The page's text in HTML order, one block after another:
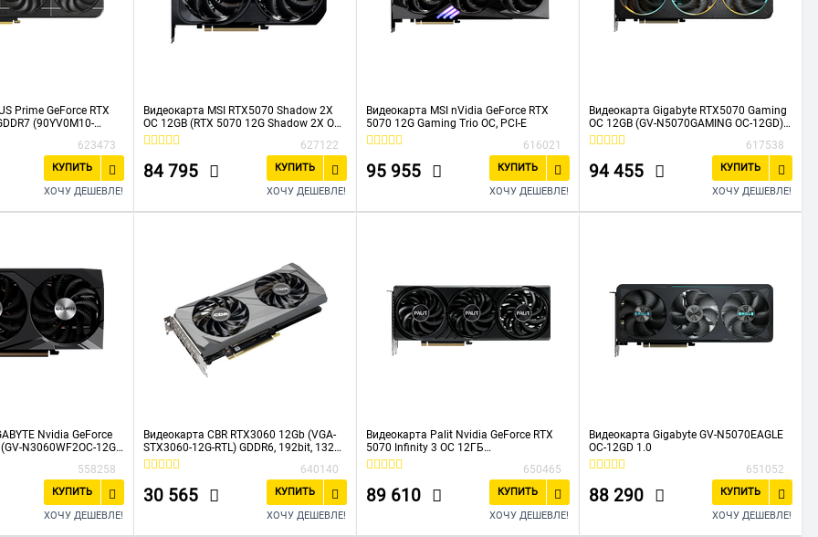
Prime GeForce RTX
(90YV0M10-
O12G)
623473
КУПИТЬ
ХОЧУ ДЕШЕВЛЕ!
Видеокарта MSI RTX5070 Shadow 2X
OC 12GB (RTX 5070 12G Shadow 2X OC)
GDDR7 192bit 3xDP HDMI 2Fan RTL
627122
84 795
КУПИТЬ
ХОЧУ ДЕШЕВЛЕ!
Видеокарта MSI nVidia GeForce RTX
5070 12G Gaming Trio OC, PCI-E
616021
95 955
КУПИТЬ
ХОЧУ ДЕШЕВЛЕ!
Видеокарта Gigabyte RTX5070 Gaming
OC 12GB (GV-N5070GAMING OC-12GD)
GDDR7 192bit 3xDP HDMI 3Fan RTL
617538
94 455
КУПИТЬ
ХОЧУ ДЕШЕВЛЕ!
Nvidia GeForce
N3060WF2OC-12GD
OC, Ret
558258
КУПИТЬ
ХОЧУ ДЕШЕВЛЕ!
Видеокарта CBR RTX3060 12Gb (VGA-
STX3060-12G-RTL) GDDR6, 192bit, 1320-
1777Mhz, 3*DP + 1*HDMI 2.1, 170W, Ret
640140
30 565
КУПИТЬ
ХОЧУ ДЕШЕВЛЕ!
Видеокарта Palit Nvidia GeForce RTX
5070 Infinity 3 OC 12ГБ
(NE75070S19K9-GB2050S) GDDR7, Ret
650465
89 610
КУПИТЬ
ХОЧУ ДЕШЕВЛЕ!
Видеокарта Gigabyte GV-N5070EAGLE
OC-12GD 1.0
651052
88 290
КУПИТЬ
ХОЧУ ДЕШЕВЛЕ!